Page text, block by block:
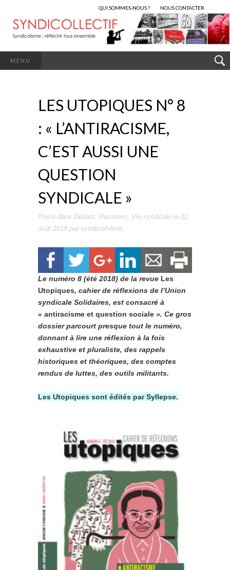
QUI SOMMES-NOUS ? NOUS CONTACTER
MENU
LES UTOPIQUES N° 8
: « L’ANTIRACISME,
C’EST AUSSI UNE
QUESTION
SYNDICALE »
Posté dans Débats, Parutions, Vie syndicale le 12
août 2018 par syndicoAdmin.
Le numéro 8 (été 2018) de la revue Les
Utopiques, cahier de réflexions de l’Union
syndicale Solidaires, est consacré à
« antiracisme et question sociale ». Ce gros
dossier parcourt presque tout le numéro,
donnant à lire une réflexion à la fois
exhaustive et pluraliste, des rappels
historiques et théoriques, des comptes
rendus de luttes, des outils militants.
Les Utopiques sont édités par Syllepse.